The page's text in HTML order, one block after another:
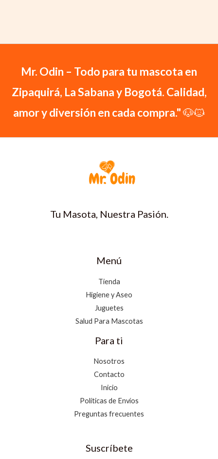
Mr. Odin – Todo para tu mascota en
Zipaquirá, La Sabana y Bogotá. Calidad,
amor y diversión en cada compra."🐶🐱
Tu Masota, Nuestra Pasión.
Menú
Tienda
Higiene y Aseo
Juguetes
Salud Para Mascotas
Para ti
Nosotros
Contacto
Inicio
Políticas de Envíos
Preguntas frecuentes
Suscríbete